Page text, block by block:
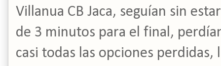
Villanua CB Jaca, seguían sin
de 3 minutos para el final,
casi todas las opciones perdidas,